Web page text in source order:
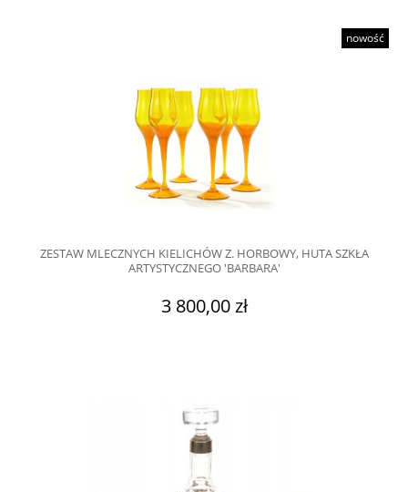
ZESTAW MLECZNYCH KIELICHÓW Z. HORBOWY, HUTA SZKŁA
ARTYSTYCZNEGO 'BARBARA'
3 800,00 zł
nowość